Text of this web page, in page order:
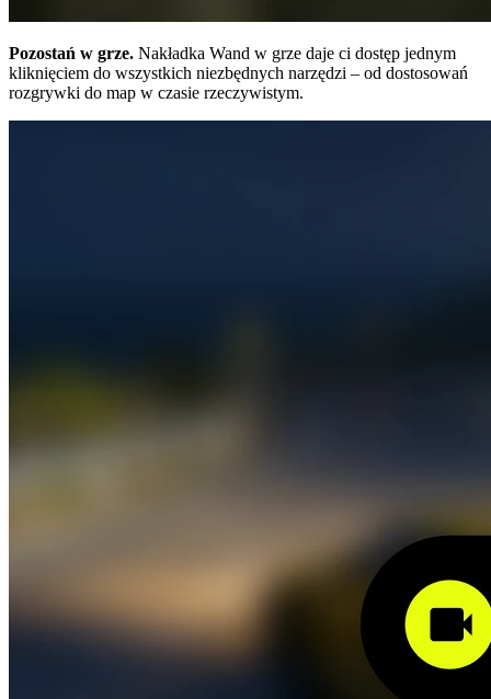
Pozostań w grze. Nakładka Wand w grze daje ci dostęp jednym
kliknięciem do wszystkich niezbędnych narzędzi – od dostosowań
rozgrywki do map w czasie rzeczywistym.